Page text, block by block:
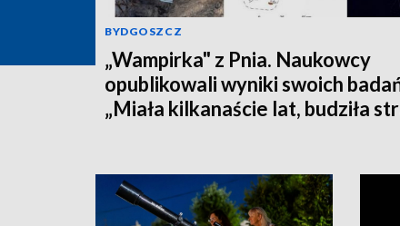
BYDGOSZCZ
„Wampirka" z Pnia. Naukowcy
opublikowali wyniki swoich
„Miała kilkanaście lat, budziła